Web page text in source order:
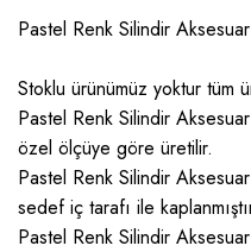
Pastel Renk Silindir
Stoklu ürünümüz yoktur tüm
Pastel Renk Silindir
özel ölçüye göre üretilir.
Pastel Renk Silindir
sedef iç tarafı ile
Pastel Renk Silindir